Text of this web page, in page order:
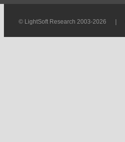
© LightSoft Research 2003-2026